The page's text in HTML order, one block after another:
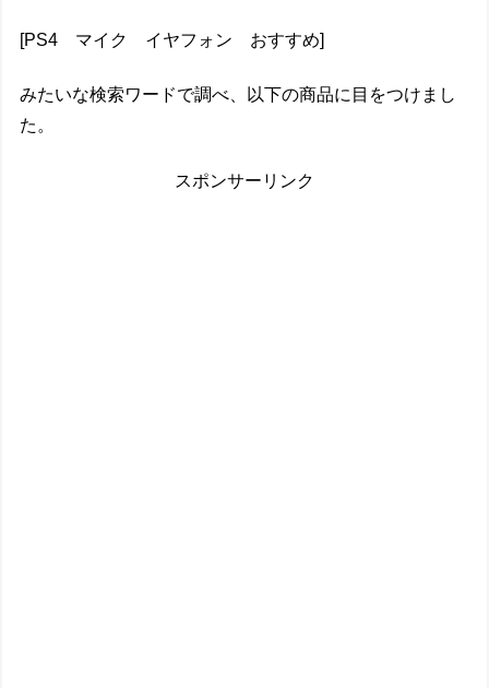
[PS4 マイク イヤフォン おすすめ]
みたいな検索ワードで調べ、以下の商品に目をつけまし
た。
スポンサーリンク